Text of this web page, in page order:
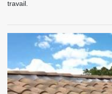
travail.